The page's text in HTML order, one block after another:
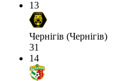
13
Чернігів (Чернігів)
31
14